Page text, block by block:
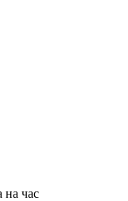
на час